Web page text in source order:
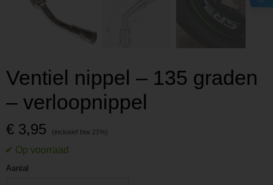
Ventiel nippel – 135 graden
– verloopnippel
€ 3,95
Aantal